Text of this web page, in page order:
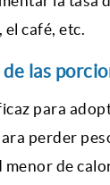
el café, etc.
las
para
perder
de